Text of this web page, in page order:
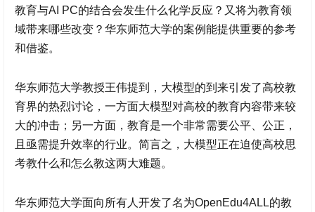
教育与AI PC的结合会发生什么化学反应？又将为教育领
域带来哪些改变？华东师范大学的案例能提供重要的参考
和借鉴。
华东师范大学教授王伟提到，大模型的到来引发了高校教
育界的热烈讨论，一方面大模型对高校的教育内容带来较
大的冲击；另一方面，教育是一个非常需要公平、公正，
且亟需提升效率的行业。简言之，大模型正在迫使高校思
考教什么和怎么教这两大难题。
华东师范大学面向所有人开发了名为OpenEdu4ALL的教